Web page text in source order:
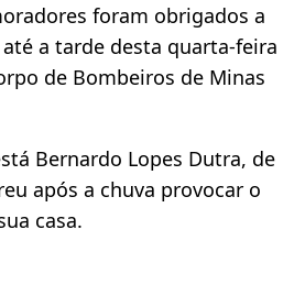
foram obrigados a
a tarde desta quarta-feira
de Bombeiros de Minas
Bernardo Lopes Dutra, de
após a chuva provocar o
casa.